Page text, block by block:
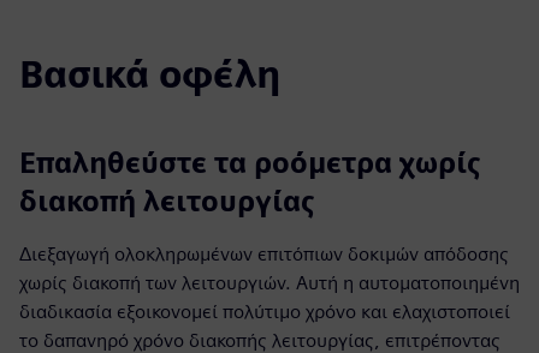
Βασικά οφέλη
Επαληθεύστε τα ροόμετρα χωρίς
διακοπή λειτουργίας
Διεξαγωγή ολοκληρωμένων επιτόπιων δοκιμών απόδοσης
χωρίς διακοπή των λειτουργιών. Αυτή η αυτοματοποιημένη
διαδικασία εξοικονομεί πολύτιμο χρόνο και ελαχιστοποιεί
το δαπανηρό χρόνο διακοπής λειτουργίας, επιτρέποντας